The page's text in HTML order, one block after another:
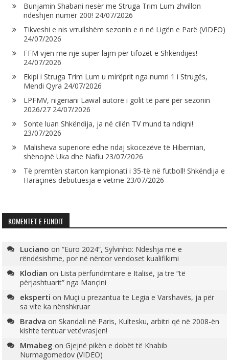
Bunjamin Shabani nesër me Struga Trim Lum zhvillon
ndeshjen numër 200! 24/07/2026
Tikveshi e nis vrrullshëm sezonin e ri në Ligën e Parë (VIDEO)
24/07/2026
FFM vjen me një super lajm për tifozët e Shkëndijës!
24/07/2026
Ekipi i Struga Trim Lum u mirëprit nga numri 1 i Strugës,
Mendi Qyra 24/07/2026
LPFMV, nigeriani Lawal autorë i golit të parë për sezonin
2026/27 24/07/2026
Sonte luan Shkëndija, ja në cilën TV mund ta ndiqni!
23/07/2026
Malisheva superiore edhe ndaj skocezëve të Hibernian,
shënojnë Uka dhe Nafiu 23/07/2026
Të premtën starton kampionati i 35-të në futboll! Shkëndija e
Haraçinës debutuesja e vetme 23/07/2026
KOMENTET E FUNDIT
Luciano on“Euro 2024”, Sylvinho: Ndeshja më e
rëndësishme, por në nëntor vendoset kualifikimi
Klodian on Lista përfundimtare e Italisë, ja tre “të
përjashtuarit” nga Mançini
eksperti on Muçi u prezantua te Legia e Varshavës, ja për
sa vite ka nënshkruar
Bradva onSkandali në Paris, Kultesku, arbitri që në 2008-ën
kishte tentuar vetëvrasjen!
Mmabeg onGjejnë pikën e dobët të Khabib
Nurmagomedov (VIDEO)